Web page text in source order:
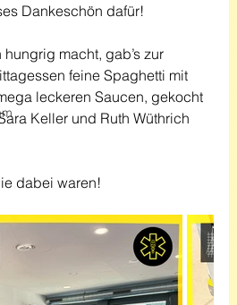
Dankeschön dafür!
macht, gab’s zur
feine Spaghetti mit
leckeren Saucen, gekocht
Keller und Ruth Wüthrich
dabei waren!